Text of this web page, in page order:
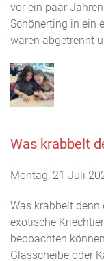
vor ein paar
Schönerting in ein
waren abgetrennt
Was krabbelt
Montag, 21 Juli
Was krabbelt
exotische
beobachten
Glasscheibe oder